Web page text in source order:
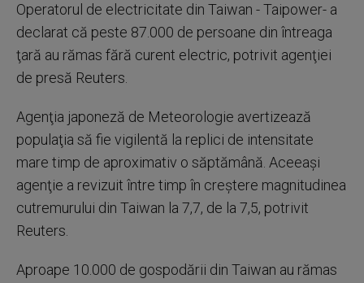
Operatorul de electricitate din Taiwan - Taipower- a
declarat că peste 87.000 de persoane din întreaga
ţară au rămas fără curent electric, potrivit agenţiei
de presă Reuters.
Agenţia japoneză de Meteorologie avertizează
populaţia să fie vigilentă la replici de intensitate
mare timp de aproximativ o săptămână. Aceeaşi
agenţie a revizuit între timp în creştere magnitudinea
cutremurului din Taiwan la 7,7, de la 7,5, potrivit
Reuters.
Aproape 10.000 de gospodării din Taiwan au rămas